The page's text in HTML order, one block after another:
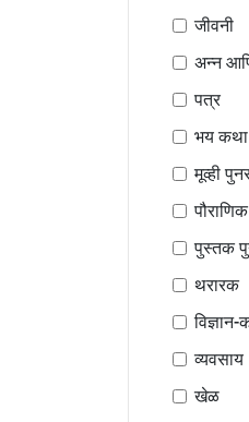
जीवनी
अन्न
पत्र
भय कथा
मूव्ही
पुस्तक
थरारक
व्यवसाय
खेळ